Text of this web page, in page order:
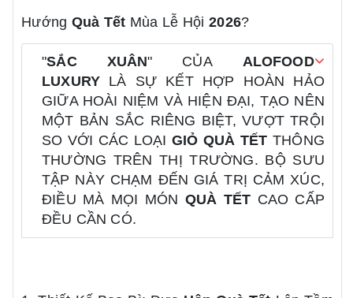
Hướng Quà Tết Mùa Lễ Hội2026?
"SẮC XUÂN" CỦA ALOFOOD
LUXURY LÀ SỰ KẾT HỢP HOÀN HẢO
GIỮA HOÀI NIỆM VÀ HIỆN ĐẠI, TẠO NÊN
MỘT BẢN SẮC RIÊNG BIỆT, VƯỢT TRỘI
SO VỚI CÁC LOẠIGIỎ QUÀ TẾT THÔNG
THƯỜNG TRÊN THỊ TRƯỜNG. BỘ SƯU
TẬP NÀY CHẠM ĐẾN GIÁ TRỊ CẢM XÚC,
ĐIỀU MÀ MỌI MÓN QUÀ TẾT CAO CẤP
ĐỀU CẦN CÓ.